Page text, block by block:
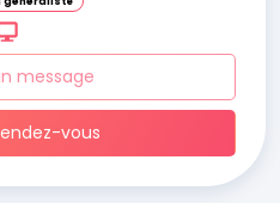
message
vous